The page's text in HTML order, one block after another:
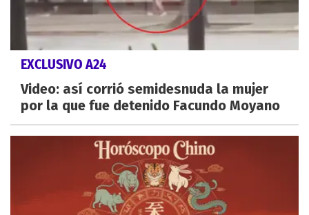
EXCLUSIVO A24
Video: así corrió semidesnuda la mujer
por la que fue detenido Facundo Moyano